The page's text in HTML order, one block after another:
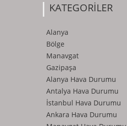
KATEGORİLER
Alanya
Bölge
Manavgat
Gazipaşa
Alanya Hava Durumu
Antalya Hava Durumu
İstanbul Hava Durumu
Ankara Hava Durumu